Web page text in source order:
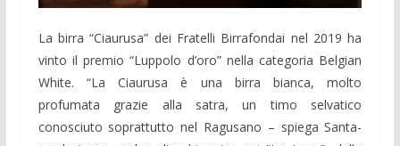
La birra “Ciaurusa” dei Fratelli Birrafondai nel 2019 ha
vinto il premio “Luppolo d’oro” nella categoria Belgian
White. “La Ciaurusa è una birra bianca, molto
profumata grazie alla satra, un timo selvatico
conosciuto soprattutto nel Ragusano – spiega Santa-